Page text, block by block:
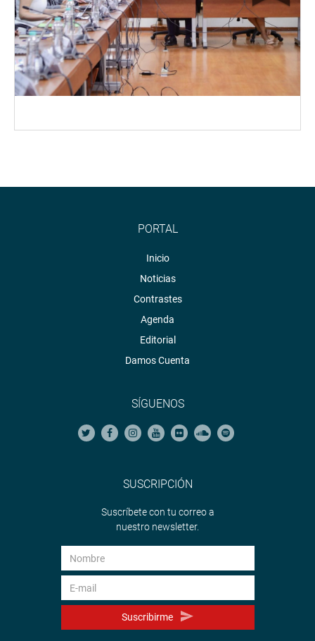
PORTAL
Inicio
Noticias
Contrastes
Agenda
Editorial
Damos Cuenta
SÍGUENOS
SUSCRIPCIÓN
Suscríbete con tu correo a
nuestro newsletter.
Suscribirme